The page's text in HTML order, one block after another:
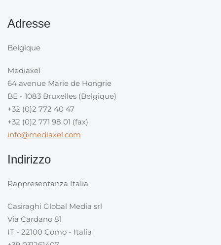
Adresse
Belgique
Mediaxel
64 avenue Marie de Hongrie
BE - 1083 Bruxelles (Belgique)
+32 (0)2 772 40 47
+32 (0)2 771 98 01 (fax)
info@mediaxel.com
Indirizzo
Rappresentanza Italia
Casiraghi Global Media srl
Via Cardano 81
IT - 22100 Como - Italia